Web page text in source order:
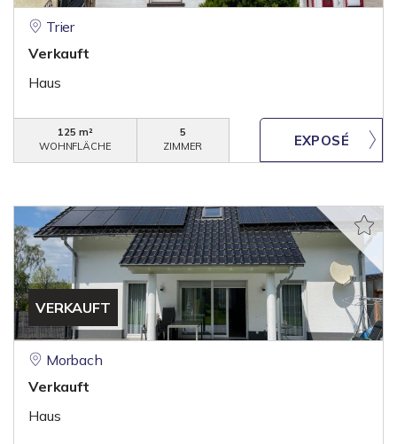
Trier
Verkauft
Haus
125 m²
WOHNFLÄCHE
5
ZIMMER
VERKAUFT
Morbach
Verkauft
Haus